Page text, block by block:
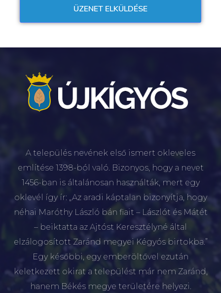
A település nevének első ismert okleveles
említése 1398-ból való. Bizonyos, hogy a nevet
1456-ban is általánosan használták, mert egy
oklevél így ír: „Az aradi káptalan bizonyítja, hogy
néhai Maróthy László bán fiait – Lászlót és Mátét
– beiktatta az Ajtóst Keresztélyné által
elzálogosított Zaránd megyei Kégyós birtokba.”
Egy későbbi, egy emberöltővel ezután
keletkezett okirat a települést már nem Zaránd,
hanem Békés megye területére helyezi.